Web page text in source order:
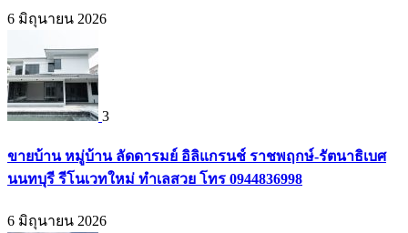
6 มิถุนายน 2026
3
ขายบ้าน หมู่บ้าน ลัดดารมย์ อิลิแกรนช์ ราชพฤกษ์-รัตนาธิเบศ
นนทบุรี รีโนเวทใหม่ ทำเลสวย โทร 0944836998
6 มิถุนายน 2026